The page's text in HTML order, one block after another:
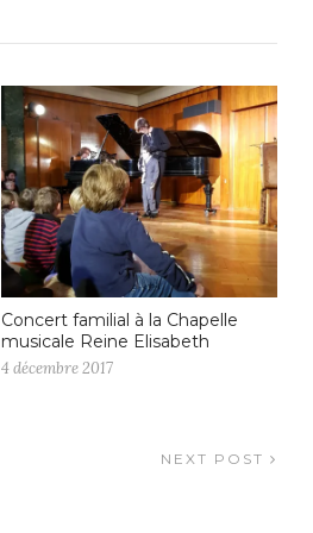
Concert familial à la Chapelle
musicale Reine Elisabeth
4 décembre 2017
NEXT POST